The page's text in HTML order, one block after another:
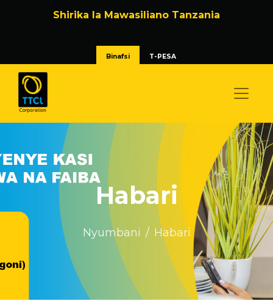
Shirika la Mawasiliano Tanzania
Binafsi T-PESA
Habari
Nyumbani Habari